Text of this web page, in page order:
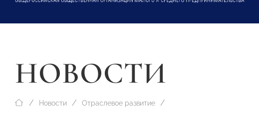
НОВОСТИ
Новости Отраслевое развитие